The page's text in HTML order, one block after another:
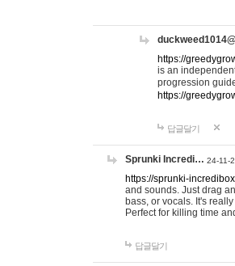
https://
is an
progression
https://
답글달기
Sprunki Incredi… 24-11-
https://sprunki-
and sounds. Just drag
bass, or vocals. It's
Perfect for killing time
답글달기